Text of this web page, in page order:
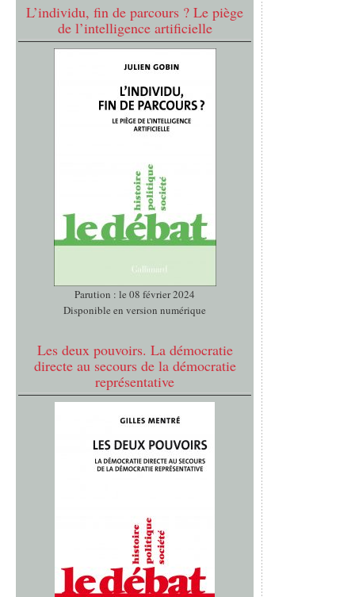
L’individu, fin de parcours ? Le piège
de l’intelligence artificielle
Parution : le 08 février 2024
Disponible en version numérique
Les deux pouvoirs. La démocratie
directe au secours de la démocratie
représentative